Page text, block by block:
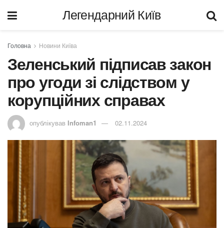
Легендарний Київ
Головна Новини Київа
Зеленський підписав закон
про угоди зі слідством у
корупційних справах
опублікував Infoman1 02.11.2024